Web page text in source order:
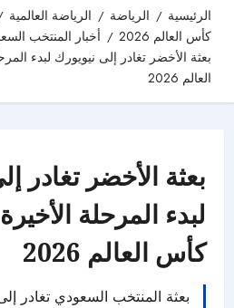
الرئيسية الرياضة الرياضة العالمية
كأس العالم 2026
أخبار المنتخب
بعثة الأخضر تغادر إلى نيويورك لبدء
العالم 2026
بعثة الأخضر تغادر
لبدء المرحلة
كأس العالم 2026
بعثة المنتخب السعودي تغادر